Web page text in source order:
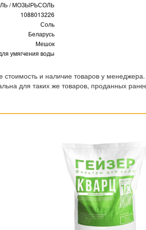
/ МОЗЫРЬСОЛЬ
1088013226
Соль
Беларусь
Мешок
умягчения воды
стоимость и наличие товаров у менеджера.
для таких же товаров, проданных